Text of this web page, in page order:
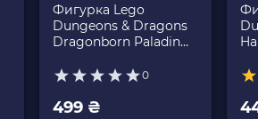
Фигурка Lego
Dungeons & Dragons
Dragonborn Paladin
0
499 ₴